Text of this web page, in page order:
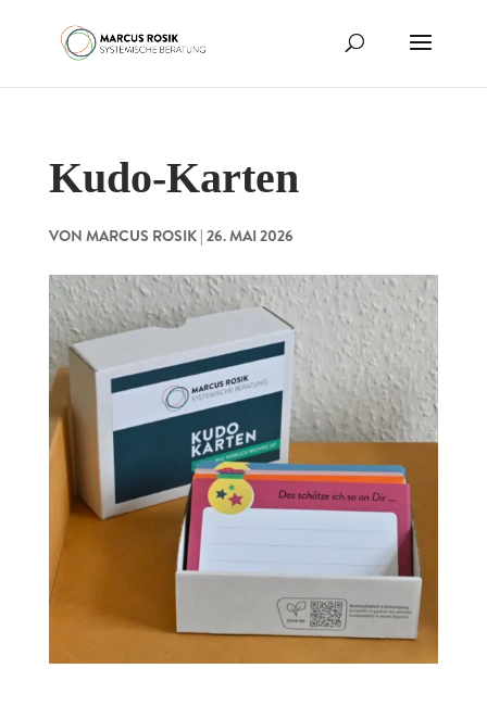
Kudo-Karten
VON MARCUS ROSIK| 26. MAI 2026